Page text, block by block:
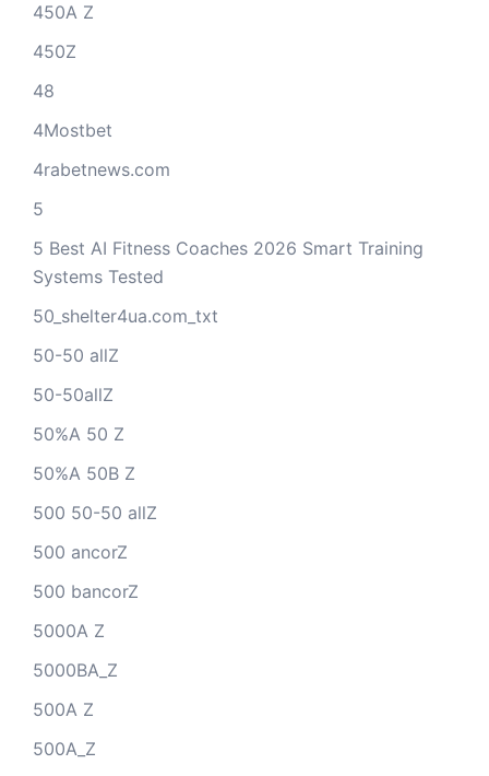
450A Z
450Z
48
4Mostbet
4rabetnews.com
5
5 Best AI Fitness Coaches 2026 Smart Training
Systems Tested
50_shelter4ua.com_txt
50-50 allZ
50-50allZ
50%A 50 Z
50%A 50B Z
500 50-50 allZ
500 ancorZ
500 bancorZ
5000A Z
5000BA_Z
500A Z
500A_Z